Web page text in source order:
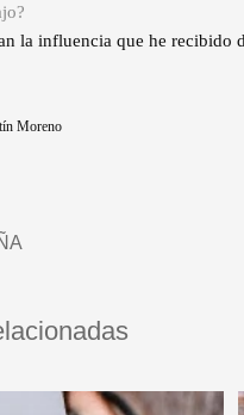
la influencia que he recibido
Moreno